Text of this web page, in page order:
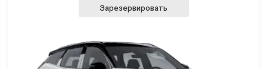
Зарезервировать